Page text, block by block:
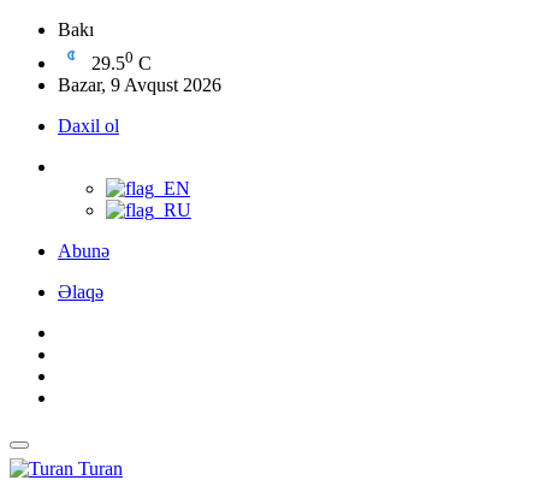
Bakı
29.50 C
Bazar, 9 Avqust 2026
Daxil ol
Abunə
Əlaqə
Turan